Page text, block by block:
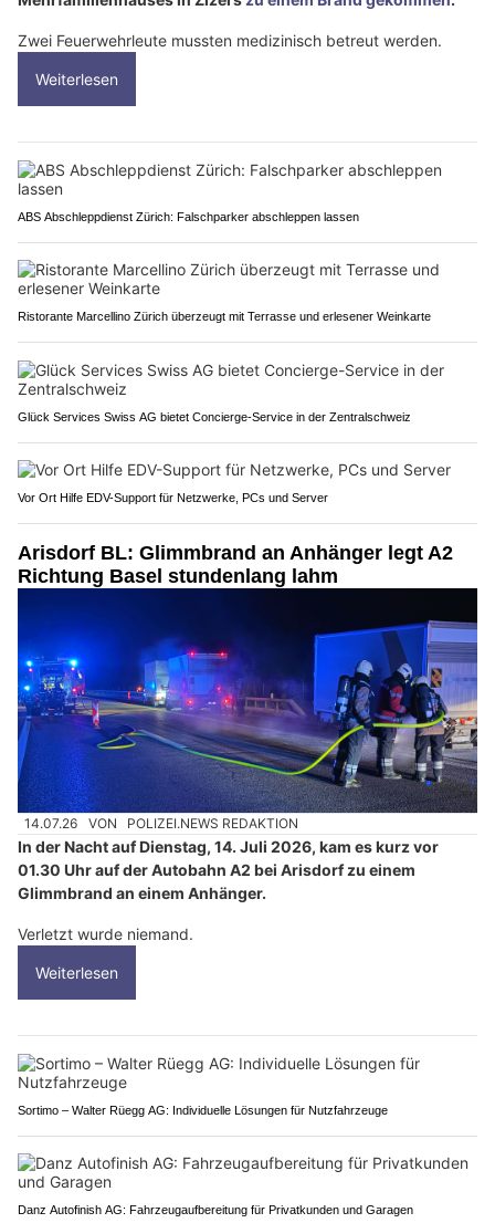
Zwei Feuerwehrleute mussten medizinisch betreut werden.
Weiterlesen
ABS Abschleppdienst Zürich: Falschparker abschleppen lassen
Ristorante Marcellino Zürich überzeugt mit Terrasse und erlesener Weinkarte
Glück Services Swiss AG bietet Concierge-Service in der Zentralschweiz
Vor Ort Hilfe EDV-Support für Netzwerke, PCs und Server
Arisdorf BL: Glimmbrand an Anhänger legt A2
Richtung Basel stundenlang lahm
14.07.26 VON POLIZEI.NEWS REDAKTION
In der Nacht auf Dienstag, 14. Juli 2026, kam es kurz vor
01.30 Uhr auf der Autobahn A2 bei Arisdorf zu einem
Glimmbrand an einem Anhänger.
Verletzt wurde niemand.
Weiterlesen
Sortimo – Walter Rüegg AG: Individuelle Lösungen für Nutzfahrzeuge
Danz Autofinish AG: Fahrzeugaufbereitung für Privatkunden und Garagen